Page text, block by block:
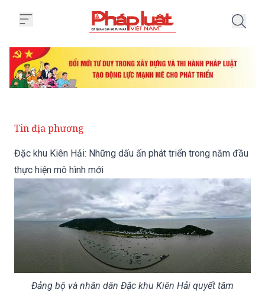
Tin địa phương
Đặc khu Kiên Hải: Những dấu ấn phát triển trong năm đầu
thực hiện mô hình mới
Đảng bộ và nhân dân Đặc khu Kiên Hải quyết tâm